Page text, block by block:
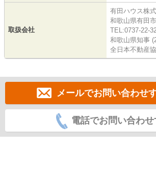
取扱会社
有田ハウス株
和歌山県有田
TEL:0737-22-
和歌山県知事
全日本不動産
メールでお問い合わせ
電話でお問い合わせ